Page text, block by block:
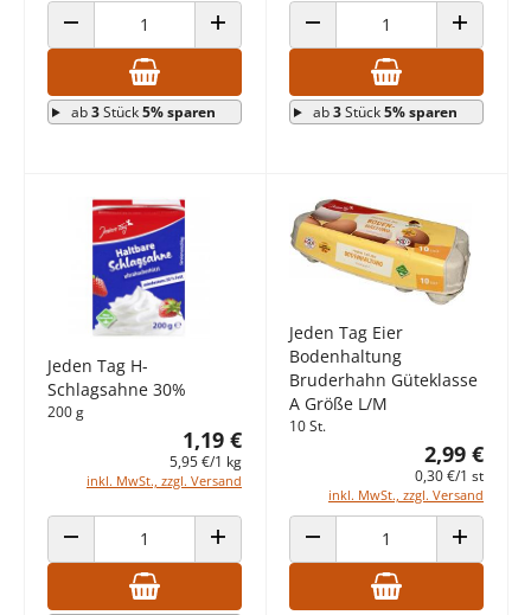
ANZAHL VERRINGERN ANZAHL ERHÖHEN
ab3Stück5% sparen
ANZAHL VERRINGERN ANZAHL
ab3Stück5% sparen
Jeden Tag H-
Schlagsahne 30%
200 g
1,19 €
5,95 €/1 kg
inkl. MwSt., zzgl. Versand
ANZAHL VERRINGERN ANZAHL ERHÖHEN
Jeden Tag Eier
Bodenhaltung
Bruderhahn Güteklasse
A Größe L/M
10 St.
2,99 €
0,30 €/1 st
inkl. MwSt., zzgl. Versand
ANZAHL VERRINGERN ANZAHL